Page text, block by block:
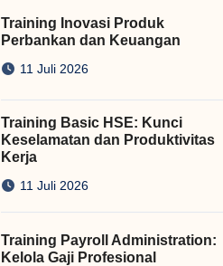
Training Inovasi Produk
Perbankan dan Keuangan
11 Juli 2026
Training Basic HSE: Kunci
Keselamatan dan Produktivitas
Kerja
11 Juli 2026
Training Payroll Administration:
Kelola Gaji Profesional